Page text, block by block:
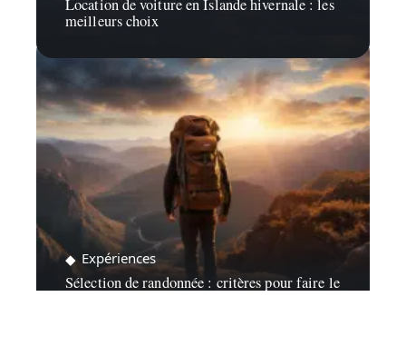
Location de voiture en Islande hivernale : les
meilleurs choix
Expériences
Sélection de randonnée : critères pour faire le